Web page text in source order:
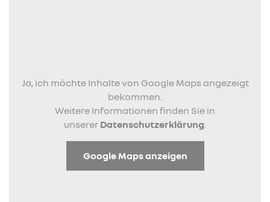
Ja, ich möchte Inhalte von Google Maps angezeigt
bekommen.
Weitere Informationen finden Sie in
unserer Datenschutzerklärung.
Google Maps anzeigen